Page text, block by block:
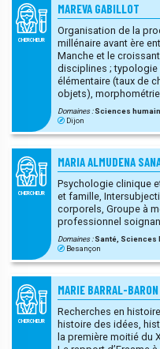
CHERCHEUR
MAREVA GABILLOT
Organisation de la
millénaire avant ère
Manche et le croissant nord-
disciplines ;
élémentaire (taux de
objets),
(chaîne opératoire
l’abandon des objets). Encadrement d’étudiants de la
licence au doctorat. Expertise d’objets via les services du
Expertises d’articles
Domaines :Sciences
Dijon
CHERCHEUR
MARIA ALMUDENA
Psychologie clinique et
et famille, Intersubjectivité, Traumatisme et troubles
corporels, Groupe à médiation thérapeutiques, Institution et
professionnel
Domaines :Santé, Sciences
Besançon
CHERCHEUR
MARIE BARRAL-
Recherches en
histoire des idées,
la première moitié du XVIe siècle.